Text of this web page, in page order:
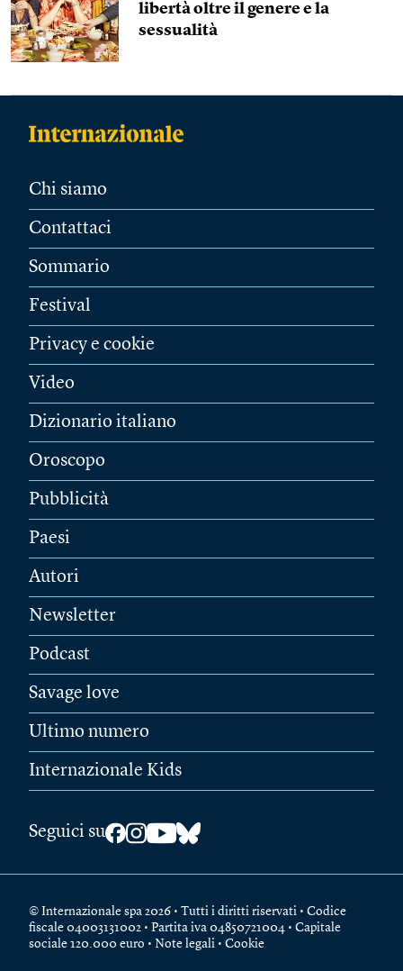
libertà oltre il genere e la
sessualità
Chi siamo
Contattaci
Sommario
Festival
Privacy e cookie
Video
Dizionario italiano
Oroscopo
Pubblicità
Paesi
Autori
Newsletter
Podcast
Savage love
Ultimo numero
Internazionale Kids
Seguici su
© Internazionale spa 2026 • Tutti i diritti riservati • Codice
fiscale 04003131002 • Partita iva 04850721004 • Capitale
sociale 120.000 euro • Note legali • Cookie